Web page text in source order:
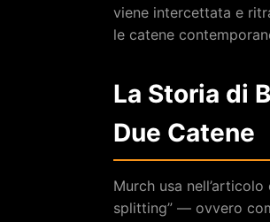
viene intercettata e
le catene
La Storia di
Due Catene
Murch usa
splitting” — ovvero